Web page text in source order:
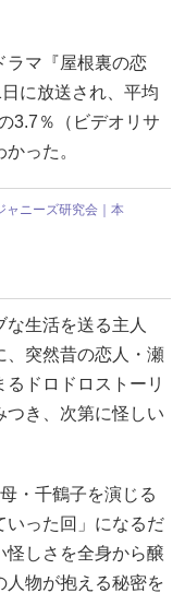
ラマ『屋根裏の恋
に放送され、平均
3.7％（ビデオリサ
った。
ャニーズ研究会｜本
生活を送る主人
、突然昔の恋人・瀬
ドロドロストーリ
つき、次第に怪しい
・千鶴子を演じる
いった回」になるだ
怪しさを全身から醸
人物が抱える秘密を